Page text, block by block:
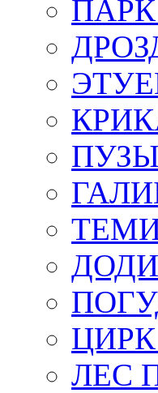
ЛЕС